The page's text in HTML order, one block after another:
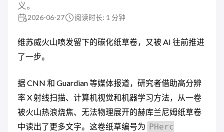
义。
2026-06-27 阅读时长: 1 分钟
维苏威火山喷发留下的碳化纸草卷，又被 AI 往前推进
了一步。
据 CNN 和 Guardian 等媒体报道，研究者借助高分辨
率 X 射线扫描、计算机视觉和机器学习方法，从一卷
被火山热浪烧焦、无法物理展开的赫库兰尼姆纸草卷
中读出了更多文字。这卷纸草编号为 PHerc